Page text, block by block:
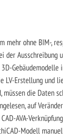
mehr ohne BIM-,
Ausschreibung
Erstellung und
die Daten
auf
AVA-
Modell